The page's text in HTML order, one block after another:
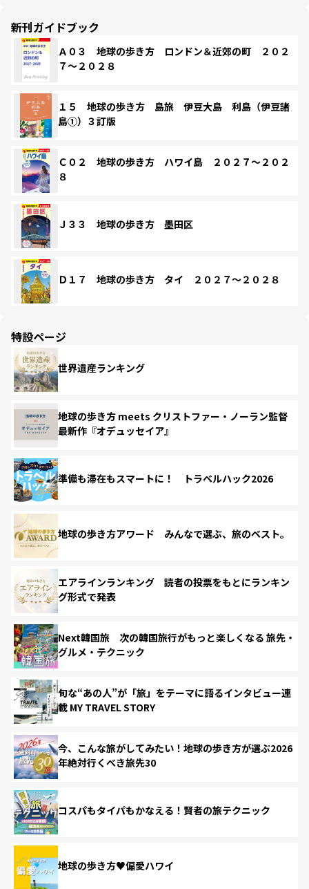
新刊ガイドブック
Ａ０３ 地球の歩き方 ロンドン＆近郊の町 ２０２
７～２０２８
１５ 地球の歩き方 島旅 伊豆大島 利島（伊豆諸
島①）３訂版
Ｃ０２ 地球の歩き方 ハワイ島 ２０２７～２０２
８
Ｊ３３ 地球の歩き方 墨田区
Ｄ１７ 地球の歩き方 タイ ２０２７～２０２８
特設ページ
世界遺産ランキング
地球の歩き方 meets クリストファー・ノーラン監督
最新作『オデュッセイア』
準備も滞在もスマートに！ トラベルハック2026
地球の歩き方アワード みんなで選ぶ、旅のベスト。
エアラインランキング 読者の投票をもとにランキン
グ形式で発表
Next韓国旅 次の韓国旅行がもっと楽しくなる 旅先・
グルメ・テクニック
旬な“あの人”が「旅」をテーマに語るインタビュー連
載 MY TRAVEL STORY
今、こんな旅がしてみたい！地球の歩き方が選ぶ2026
年絶対行くべき旅先30
コスパもタイパもかなえる！賢者の旅テクニック
地球の歩き方♥偏愛ハワイ